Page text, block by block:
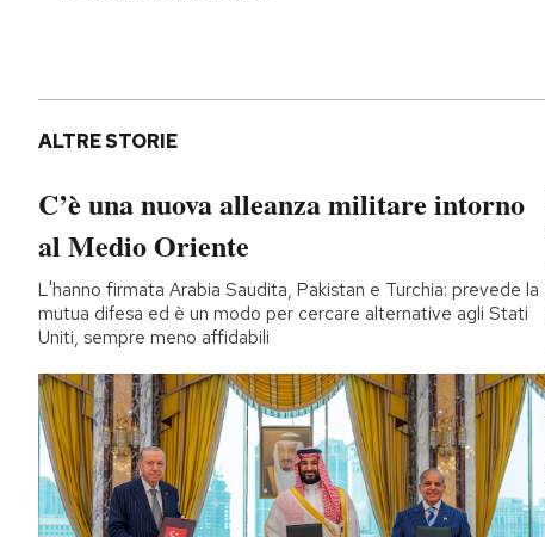
ALTRE STORIE
C’è una nuova alleanza militare intorno
al Medio Oriente
L'hanno firmata Arabia Saudita, Pakistan e Turchia: prevede la
mutua difesa ed è un modo per cercare alternative agli Stati
Uniti, sempre meno affidabili